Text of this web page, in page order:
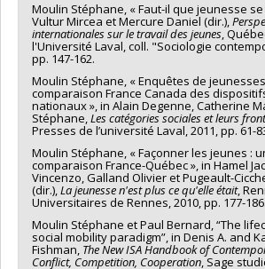
Moulin Stéphane, « Faut-il que jeunesse se
Vultur Mircea et Mercure Daniel (dir.),
internationales sur le travail des jeunes,
l'Université Laval, coll. "Sociologie
pp. 147-162.
Moulin Stéphane, « Enquêtes de
comparaison France Canada des
nationaux », in Alain Degenne, Catherine
Stéphane,Les catégories sociales et leurs
Presses de l’université Laval, 2011, pp. 61-
Moulin Stéphane, « Façonner les jeunes :
comparaison France-Québec », in Hamel
Vincenzo, Galland Olivier et Pugeault-
(dir.),La jeunesse n'est plus ce qu'elle était,
Universitaires de Rennes, 2010, pp. 177-186.
Moulin Stéphane et Paul Bernard, “The
social mobility paradigm”, in Denis A. and
Fishman, The New ISA Handbook of
Conflict, Competition, Cooperation, Sage